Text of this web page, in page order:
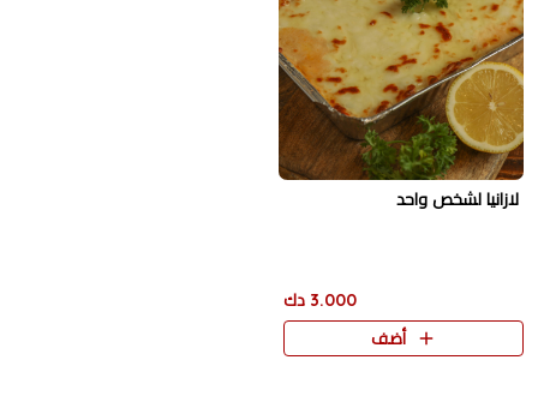
لازانيا لشخص واحد
3.000 دك
أضف